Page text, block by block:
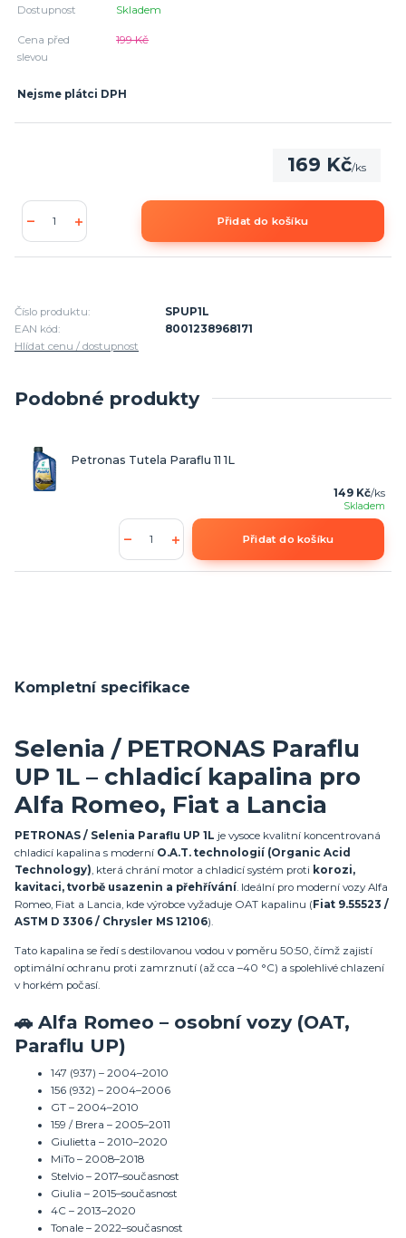
Dostupnost Skladem
Cena před
slevou
199 Kč
Nejsme plátci DPH
169 Kč/ks
Přidat do košíku
Číslo produktu:
SPUP1L
EAN kód:
8001238968171
Hlídat cenu / dostupnost
Podobné produkty
Petronas Tutela Paraflu 11 1L
149 Kč/ks
Skladem
Přidat do košíku
Kompletní specifikace
Selenia / PETRONAS Paraflu
UP 1L – chladicí kapalina pro
Alfa Romeo, Fiat a Lancia
PETRONAS / Selenia Paraflu UP 1L je vysoce kvalitní koncentrovaná
chladicí kapalina s moderní O.A.T. technologií (Organic Acid
Technology) , která chrání motor a chladicí systém proti korozi,
kavitaci, tvorbě usazenin a přehřívání . Ideální pro moderní vozy Alfa
Romeo, Fiat a Lancia, kde výrobce vyžaduje OAT kapalinu (Fiat 9.55523 /
ASTM D 3306 / Chrysler MS 12106).
Tato kapalina se ředí s destilovanou vodou v poměru 50:50, čímž zajistí
optimální ochranu proti zamrznutí (až cca –40 °C) a spolehlivé chlazení
v horkém počasí.
🚗 Alfa Romeo – osobní vozy (OAT,
Paraflu UP)
147 (937) – 2004–2010
156 (932) – 2004–2006
GT – 2004–2010
159 / Brera – 2005–2011
Giulietta – 2010–2020
MiTo – 2008–2018
Stelvio – 2017–současnost
Giulia – 2015–současnost
4C – 2013–2020
Tonale – 2022–současnost